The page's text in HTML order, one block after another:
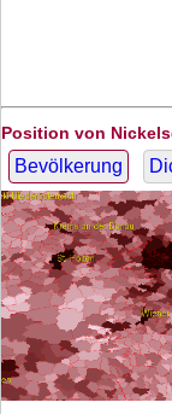
Position von
Bevölkerung